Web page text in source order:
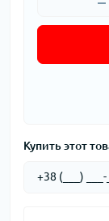
Купить этот